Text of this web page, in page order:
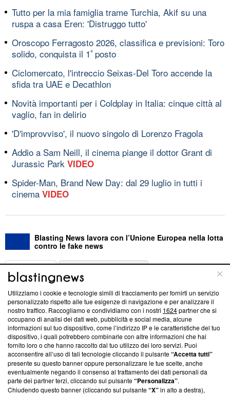
Tutto per la mia famiglia trame Turchia, Akif su una
ruspa a casa Eren: 'Distruggo tutto'
Oroscopo Ferragosto 2026, classifica e previsioni: Toro
solido, conquista il 1ﾟposto
Ciclomercato, l'intreccio Seixas-Del Toro accende la
sfida tra UAE e Decathlon
Novità importanti per i Coldplay in Italia: cinque città al
vaglio, fan in delirio
'D'improvviso', il nuovo singolo di Lorenzo Fragola
Addio a Sam Neill, il cinema piange il dottor Grant di
Jurassic Park VIDEO
Spider-Man, Brand New Day: dal 29 luglio in tutti i
cinema VIDEO
Blasting News lavora con l’Unione Europea nella lotta
contro le fake news
ABOUT
Questa sezione offre informazioni trasparenti su Blasting
News, sui nostri processi editoriali e su come ci impegniamo a
creare news di qualità. Inoltre, afferma la nostra aderenza a
‘Trust Project - News with Integrity’Blasting News non è
ancora membro del programma, ma ha richiesto di farne
parte; Trust Project non ha ancora effettuato una verifica di
conformità agli standard.
Su di noi
Utilizziamo i cookie e tecnologie simili di tracciamento per fornirti un servizio
personalizzato rispetto alle tue esigenze di navigazione e per analizzare il
nostro traffico. Raccogliamo e condividiamo con i nostri 1624partner che si
occupano di analisi dei dati web, pubblicità e social media, alcune
informazioni sul tuo dispositivo, come l’indirizzo IP e le caratteristiche del tuo
dispositivo, i quali potrebbero combinarle con altre informazioni che hai
fornito loro o che hanno raccolto dal tuo utilizzo dei loro servizi. Puoi
acconsentire all’uso di tali tecnologie cliccando il pulsante“Accetta tutti”
presente su questo banner oppure personalizzare le tue scelte, anche
eventualmente negando il consenso al trattamento dei dati personali da
parte dei partner terzi, cliccando sul pulsante“Personalizza”.
Chiudendo questo banner (cliccando sul pulsante“X”in alto a destra),